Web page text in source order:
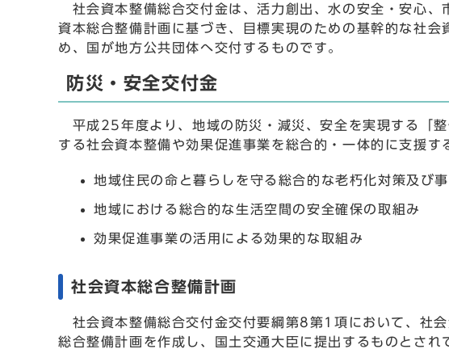
社会資本整備総合交付金は、活力創出、水の安全・安心、
資本総合整備計画に基づき、目標実現のための基幹的な社
め、国が地方公共団体へ交付するものです。
防災・安全交付金
平成25年度より、地域の防災・減災、安全を実現する「
する社会資本整備や効果促進事業を総合的・一体的に支援す
地域住民の命と暮らしを守る総合的な老朽化対策及び
地域における総合的な生活空間の安全確保の取組み
効果促進事業の活用による効果的な取組み
社会資本総合整備計画
社会資本整備総合交付金交付要綱第8第1項において、社
総合整備計画を作成し、国土交通大臣に提出するものとされ